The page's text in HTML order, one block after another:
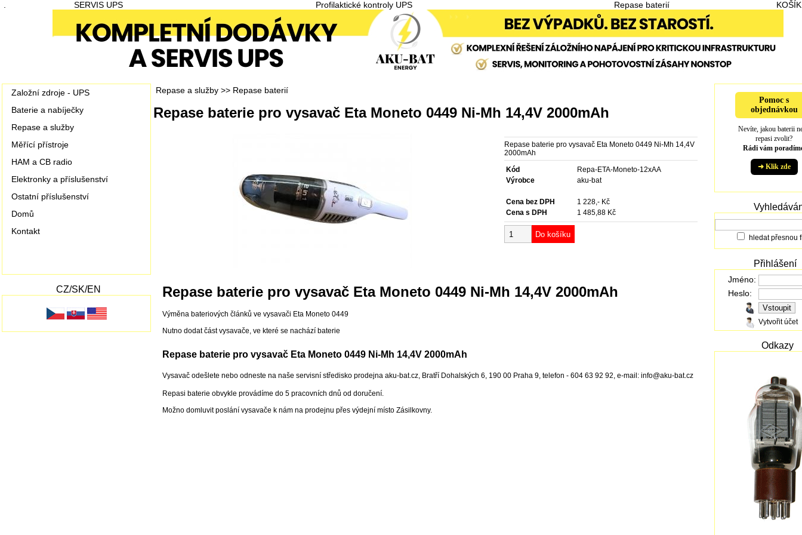
SERVIS UPS Profilaktické kontroly UPS Repase baterií KOŠÍK
Založní zdroje - UPS
Baterie a nabíječky
Repase a služby
Měřící přístroje
HAM a CB radio
Elektronky a příslušenství
Ostatní příslušenství
Domů
Kontakt
CZ/SK/EN
Repase a služby>> Repase baterií
Repase baterie pro vysavač Eta Moneto 0449 Ni-Mh 14,4V 2000mAh
Repase baterie pro vysavač Eta Moneto 0449 Ni-Mh 14,4V
2000mAh
Kód
Repa-ETA-Moneto-12xAA
Výrobce
aku-bat
Cena bez DPH
1 228,- Kč
Cena s DPH
1 485,88 Kč
Do košíku
Repase baterie pro vysavač Eta Moneto 0449 Ni-Mh 14,4V 2000mAh
Výměna bateriových článků ve vysavači Eta Moneto 0449
Nutno dodat část vysavače, ve které se nachází baterie
Repase baterie pro vysavač Eta Moneto 0449 Ni-Mh 14,4V 2000mAh
Vysavač odešlete nebo odneste na naše servisní středisko prodejna aku-bat.cz, Bratří Dohalských 6, 190 00 Praha 9, telefon - 604 63 92 92, e-mail: info@aku-bat.cz
Repasi baterie obvykle provádíme do 5 pracovních dnů od doručení.
Možno domluvit poslání vysavače k nám na prodejnu přes výdejní místo Zásilkovny.
Pomoc s
objednávkou
Nevíte, jakou baterii
repasi zvolit?
Rádi vám
➜ Klik zde
hledat přesnou
Přihlášení
Jméno:
Heslo:
Vytvořit účet
Odkazy